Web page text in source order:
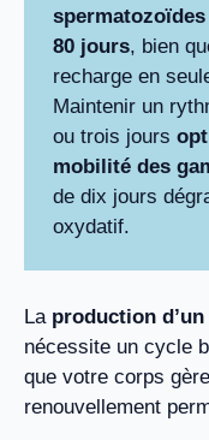
80 jours, bien
recharge en
Maintenir un
ou trois jours
mobilité des
de dix jours
oxydatif.
La production
nécessite un cycle
que votre corps
renouvellement